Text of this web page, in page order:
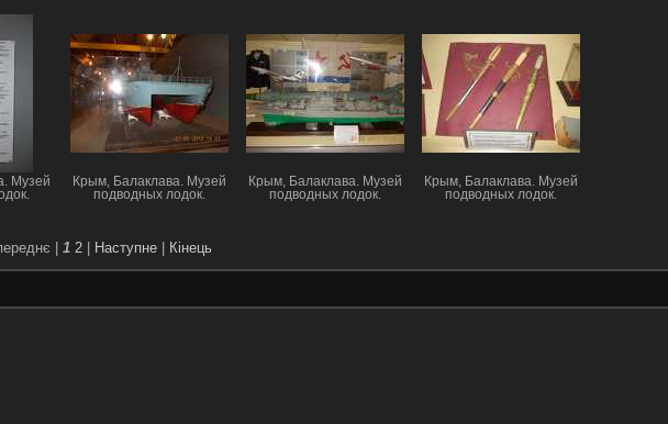
Музей
Крым, Балаклава. Музей
подводных лодок.
Крым, Балаклава. Музей
подводных лодок.
Крым, Балаклава. Музей
подводных лодок.
| 1 2 Наступне Кінець